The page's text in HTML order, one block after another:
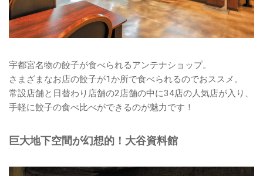
宇都宮名物の餃子が食べられるアンテナショップ。
さまざまなお店の餃子が1か所で食べられるのでおススメ。
常設店舗と日替わり店舗の2店舗の中に34店の人気店が入り、
手軽に餃子の食べ比べができるのが魅力です！
巨大地下空間が幻想的！大谷資料館